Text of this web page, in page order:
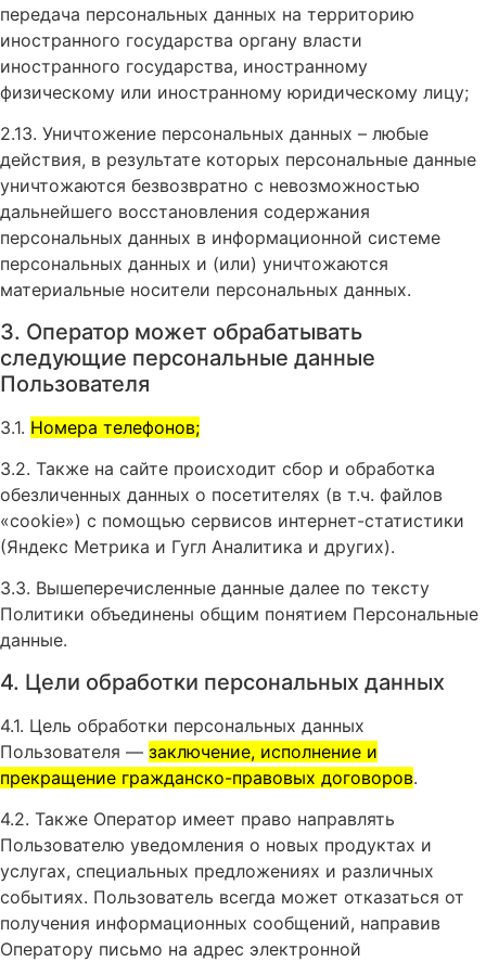
передача персональных данных на территорию
иностранного государства органу власти
иностранного государства, иностранному
физическому или иностранному юридическому лицу;
2.13. Уничтожение персональных данных – любые
действия, в результате которых персональные данные
уничтожаются безвозвратно с невозможностью
дальнейшего восстановления содержания
персональных данных в информационной системе
персональных данных и (или) уничтожаются
материальные носители персональных данных.
3. Оператор может обрабатывать
следующие персональные данные
Пользователя
3.1. Номера телефонов;
3.2. Также на сайте происходит сбор и обработка
обезличенных данных о посетителях (в т.ч. файлов
«cookie») с помощью сервисов интернет-статистики
(Яндекс Метрика и Гугл Аналитика и других).
3.3. Вышеперечисленные данные далее по тексту
Политики объединены общим понятием Персональные
данные.
4. Цели обработки персональных данных
4.1. Цель обработки персональных данных
Пользователя — заключение, исполнение и
прекращение гражданско-правовых договоров.
4.2. Также Оператор имеет право направлять
Пользователю уведомления о новых продуктах и
услугах, специальных предложениях и различных
событиях. Пользователь всегда может отказаться от
получения информационных сообщений, направив
Оператору письмо на адрес электронной